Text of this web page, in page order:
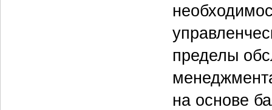
пределы
на основе